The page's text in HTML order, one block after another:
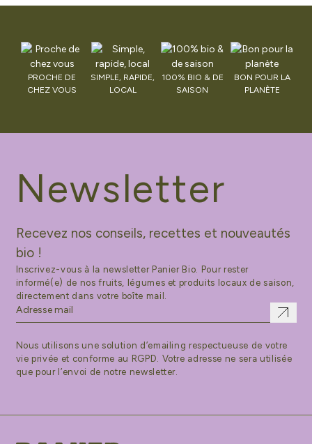
PROCHE DE
CHEZ VOUS
SIMPLE, RAPIDE,
LOCAL
100% BIO & DE
SAISON
BON POUR LA
PLANÈTE
Newsletter
Recevez nos conseils, recettes et nouveautés
bio !
Inscrivez-vous à la newsletter Panier Bio. Pour rester
informé(e) de nos fruits, légumes et produits locaux de saison,
directement dans votre boîte mail.
Nous utilisons une solution d’emailing respectueuse de votre
vie privée et conforme au RGPD. Votre adresse ne sera utilisée
que pour l’envoi de notre newsletter.